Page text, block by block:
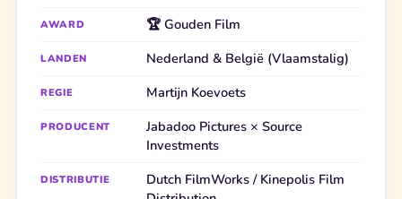
AWARD 🏆 Gouden Film
LANDEN Nederland & België (Vlaamstalig)
REGIE Martijn Koevoets
PRODUCENT
Jabadoo Pictures × Source
Investments
DISTRIBUTIE
Dutch FilmWorks / Kinepolis Film